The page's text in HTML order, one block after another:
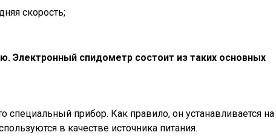
скорость;
Электронный спидометр состоит из таких основных
специальный прибор. Как правило, он устанавливается на
в качестве источника питания.